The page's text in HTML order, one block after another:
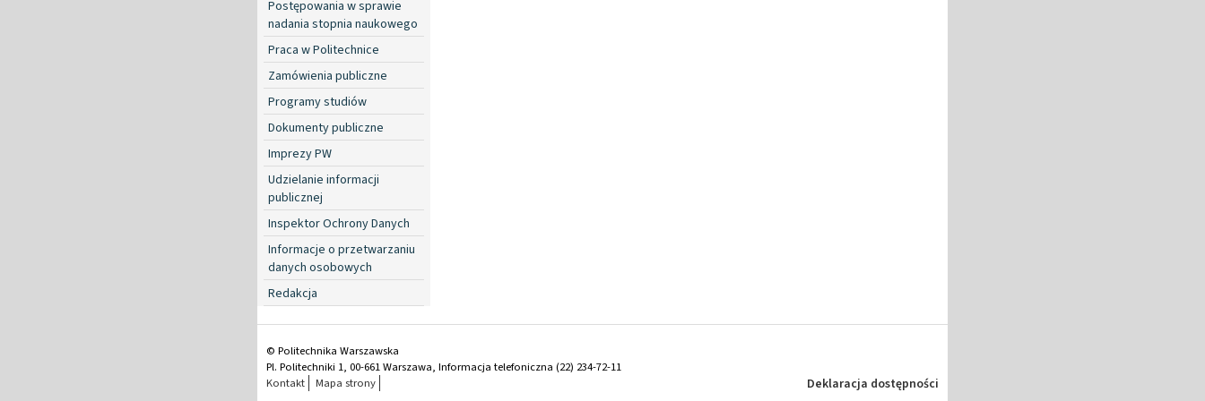
Postępowania w sprawie
nadania stopnia naukowego
Praca w Politechnice
Zamówienia publiczne
Programy studiów
Dokumenty publiczne
Imprezy PW
Udzielanie informacji
publicznej
Inspektor Ochrony Danych
Informacje o przetwarzaniu
danych osobowych
Redakcja
© Politechnika Warszawska
Pl. Politechniki 1, 00-661 Warszawa, Informacja telefoniczna (22) 234-72-11
Kontakt
Mapa strony Deklaracja dostępności